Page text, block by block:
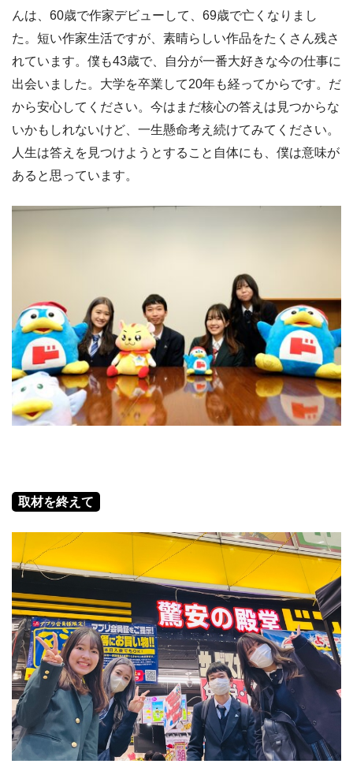
んは、60歳で作家デビューして、69歳で亡くなりまし
た。短い作家生活ですが、素晴らしい作品をたくさん残さ
れています。僕も43歳で、自分が一番大好きな今の仕事に
出会いました。大学を卒業して20年も経ってからです。だ
から安心してください。今はまだ核心の答えは見つからな
いかもしれないけど、一生懸命考え続けてみてください。
人生は答えを見つけようとすること自体にも、僕は意味が
あると思っています。
取材を終えて